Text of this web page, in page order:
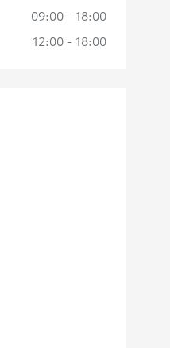
09:00 - 18:00
12:00 - 18:00